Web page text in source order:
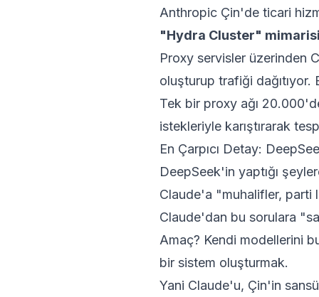
Anthropic Çin'de ticari
"Hydra Cluster"
Proxy servisler üzerinden
oluşturup trafiği dağıtıyor.
Tek bir proxy ağı
istekleriyle karıştırarak
En Çarpıcı Detay:
DeepSeek'in yaptığı
Claude'a "muhalifler, parti
Claude'dan bu sorulara
Amaç? Kendi modellerini
bir sistem oluşturmak.
Yani Claude'u, Çin'in